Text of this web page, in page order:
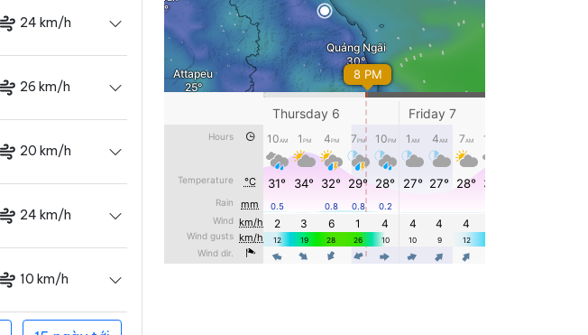
24 km/h
26 km/h
20 km/h
24 km/h
10 km/h